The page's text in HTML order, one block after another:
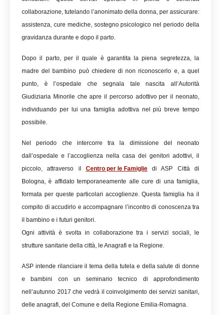
collaborazione, tutelando l’anonimato della donna, per assicurare:
assistenza, cure mediche, sostegno psicologico nel periodo della
gravidanza durante e dopo il parto.
Dopo il parto, per il quale è garantita la piena segretezza, la
madre del bambino può chiedere di non riconoscerlo e, a quel
punto, è l’ospedale che segnala tale nascita all’Autorità
Giudiziaria Minorile che apre il percorso adottivo per il neonato,
individuando per lui una famiglia adottiva nel più breve tempo
possibile.
Nel periodo che intercorre tra la dimissione del neonato
dall’ospedale e l’accoglienza nella casa dei genitori adottivi, il
piccolo, attraverso il Centro per le Famigliedi ASP Città di
Bologna, è affidato temporaneamente alle cure di una famiglia,
formata per queste particolari accoglienze. Questa famiglia ha il
compito di accudirlo e accompagnare l’incontro di conoscenza tra
il bambino e i futuri genitori.
Ogni attività è svolta in collaborazione tra i servizi sociali, le
strutture sanitarie della città, le Anagrafi e la Regione.
ASP intende rilanciare il tema della tutela e della salute di donne
e bambini con un seminario tecnico di approfondimento
nell’autunno 2017 che vedrà il coinvolgimento dei servizi sanitari,
delle anagrafi, del Comune e della Regione Emilia-Romagna.